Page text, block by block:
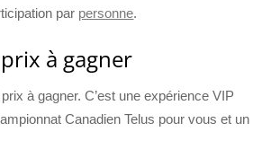
par personne.
à gagner
à gagner. C’est une expérience VIP
Canadien Telus pour vous et un